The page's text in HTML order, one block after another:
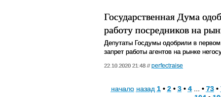
Государственная Дума
работу посредников на
Депутаты Госдумы одобрили в
запрет работы агентов на рынке
22.10.2020 21:48 // perfectraise
начало назад 1• 2• 3• 4... • 73•